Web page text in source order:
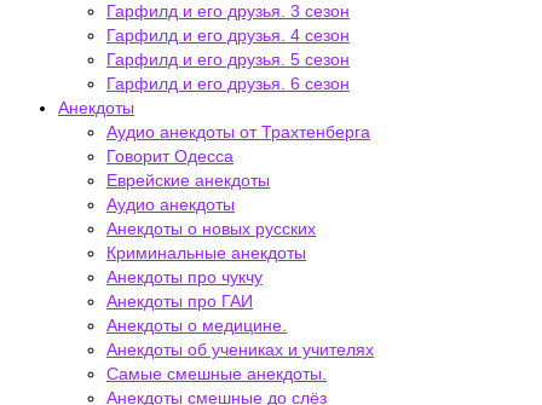
Гарфилд и его друзья. 3 сезон
Гарфилд и его друзья. 4 сезон
Гарфилд и его друзья. 5 сезон
Гарфилд и его друзья. 6 сезон
Анекдоты
Аудио анекдоты от Трахтенберга
Говорит Одесса
Еврейские анекдоты
Аудио анекдоты
Анекдоты о новых русских
Криминальные анекдоты
Анекдоты про чукчу
Анекдоты про ГАИ
Анекдоты о медицине.
Анекдоты об учениках и учителях
Самые смешные анекдоты.
Анекдоты смешные до слёз